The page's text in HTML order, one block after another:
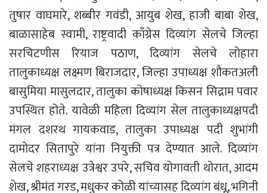
तुषार वाघमारे, शब्बीर गवंडी, आयुब शेख, हाजी बाबा शेख,
बाळासाहेब स्वामी, राष्ट्रवादी काँग्रेस दिव्यांग सेलचे जिल्हा
सरचिटणीस रियाज पठाण, दिव्यांग सेलचे लोहारा
तालुकाध्यक्ष लक्ष्मण बिराजदार, जिल्हा उपाध्यक्ष शौकतअली
बासुमिया मासुलदार, तालुका कोषाध्यक्ष किसन सिद्राम पवार
उपस्थित होते. यावेळी महिला दिव्यांग सेल तालुकाध्यक्षपदी
मंगल दशरथ गायकवाड, तालुका उपाध्यक्ष पदी शुभांगी
दामोदर सितापुरे यांना नियुक्ती पत्र देण्यात आले. दिव्यांग
सेलचे शहराध्यक्ष उत्रेश्वर उपरे, सचिव योगावती थोरात, आदम
शेख, श्रीमंत गरड, मधुकर कोळी यांच्यासह दिव्यांग बंधू, भगिनी